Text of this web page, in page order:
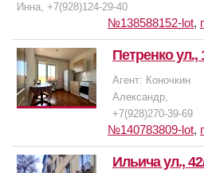
Продается 1
Темернике
10 Этажный
есть тех. этаж.
Площадь
Есть балкон 7
Большая
совместный - 6
В квартире
Инна, +7(928)124-29-40
№138588152-lot,
Петренко ул.,
Агент: Коночкин
Александр,
+7(928)270-39-69
№140783809-lot,
Ильича ул.,